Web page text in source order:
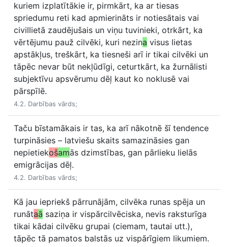
kuriem izplatītākie ir, pirmkārt, ka ar tiesas
spriedumu reti kad apmierināts ir notiesātais vai
civillietā zaudējušais un viņu tuvinieki, otrkārt, ka
vērtējumu pauž cilvēki, kuri nezina visus lietas
apstākļus, treškārt, ka tiesneši arī ir tikai cilvēki un
tāpēc nevar būt nekļūdīgi, ceturtkārt, ka žurnālisti
subjektīvu apsvērumu dēļ kaut ko noklusē vai
pārspīlē.
4.2. Darbības vārds;
Taču bīstamākais ir tas, ka arī nākotnē šī tendence
turpināsies – latviešu skaits samazināsies gan
nepietiekošamās dzimstības, gan pārlieku lielās
emigrācijas dēļ.
4.2. Darbības vārds;
Kā jau iepriekš pārrunājām, cilvēka runas spēja un
runātaā saziņa ir vispārcilvēciska, nevis raksturīga
tikai kādai cilvēku grupai (ciemam, tautai utt.),
tāpēc tā pamatos balstās uz vispārīgiem likumiem.